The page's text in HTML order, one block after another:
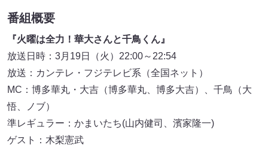
番組概要
『火曜は全力！華大さんと千鳥くん』
放送日時：3月19日（火）22:00～22:54
放送：カンテレ・フジテレビ系（全国ネット）
MC：博多華丸・大吉（博多華丸、博多大吉）、千鳥（大
悟、ノブ）
準レギュラー：かまいたち(山内健司、濱家隆一)
ゲスト：木梨憲武